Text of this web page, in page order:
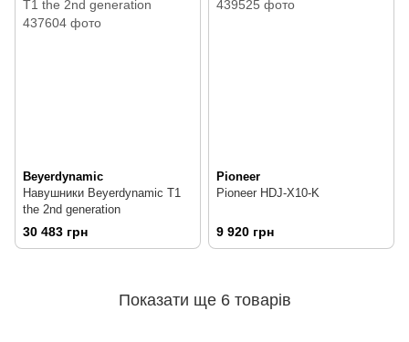
Beyerdynamic
Навушники Beyerdynamic T1
the 2nd generation
30 483 грн
Pioneer
Pioneer HDJ-X10-K
9 920 грн
Показати ще 6 товарів